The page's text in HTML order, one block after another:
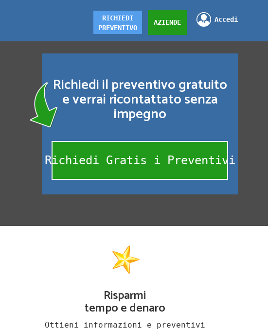
Accedi
AZIENDE
RICHIEDI
PREVENTIVO
Richiedi il preventivo gratuito
e verrai ricontattato senza
impegno
Richiedi Gratis i Preventivi
Risparmi
tempo e denaro
Ottieni informazioni e preventivi